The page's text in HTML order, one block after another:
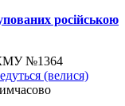
російською
№1364
(велися)